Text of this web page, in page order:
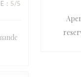
: 5/5